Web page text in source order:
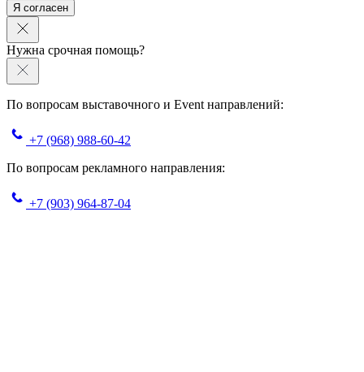
Я согласен
Нужна срочная помощь?
По вопросам выставочного и Event направлений:
+7 (968) 988-60-42
По вопросам рекламного направления:
+7 (903) 964-87-04